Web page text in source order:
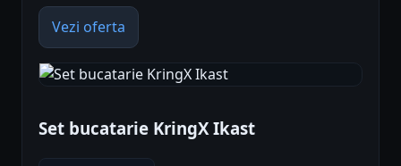
Vezi oferta
Set bucatarie KringX Ikast